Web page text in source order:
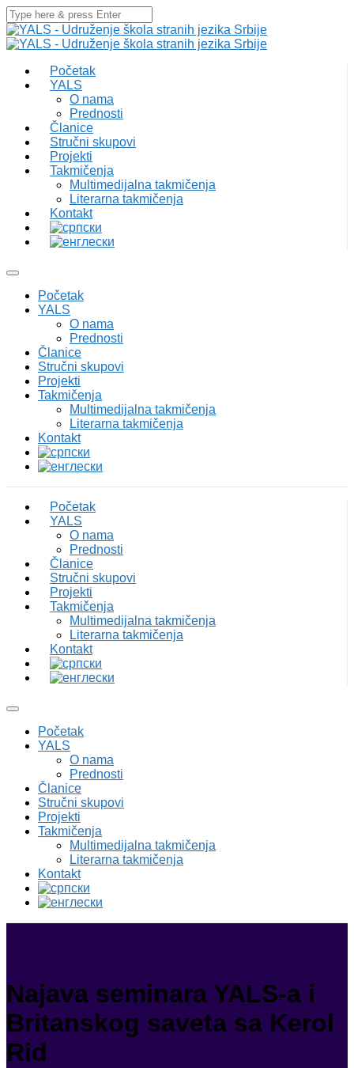
Početak
YALS
O nama
Prednosti
Članice
Stručni skupovi
Projekti
Takmičenja
Multimedijalna takmičenja
Literarna takmičenja
Kontakt
Početak
YALS
O nama
Prednosti
Članice
Stručni skupovi
Projekti
Takmičenja
Multimedijalna takmičenja
Literarna takmičenja
Kontakt
Početak
YALS
O nama
Prednosti
Članice
Stručni skupovi
Projekti
Takmičenja
Multimedijalna takmičenja
Literarna takmičenja
Kontakt
Početak
YALS
O nama
Prednosti
Članice
Stručni skupovi
Projekti
Takmičenja
Multimedijalna takmičenja
Literarna takmičenja
Kontakt
Najava seminara YALS-a i
Britanskog saveta sa Kerol
Rid